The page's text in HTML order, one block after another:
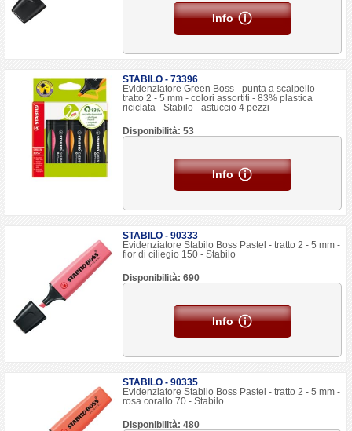
Info
STABILO - 73396
Evidenziatore Green Boss - punta a scalpello -
tratto 2 - 5 mm - colori assortiti - 83% plastica
riciclata - Stabilo - astuccio 4 pezzi
Disponibilità: 53
Info
STABILO - 90333
Evidenziatore Stabilo Boss Pastel - tratto 2 - 5 mm -
fior di ciliegio 150 - Stabilo
Disponibilità: 690
Info
STABILO - 90335
Evidenziatore Stabilo Boss Pastel - tratto 2 - 5 mm -
rosa corallo 70 - Stabilo
Disponibilità: 480